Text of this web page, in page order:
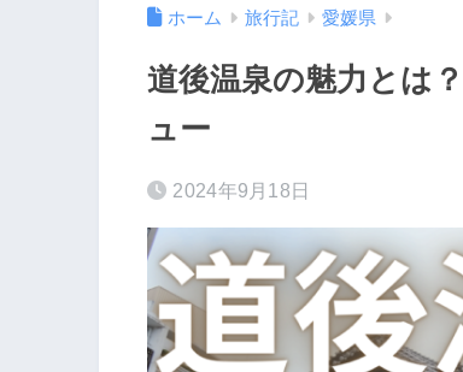
ホーム 旅行記 愛媛県
道後温泉の魅力とは
ュー
2024年9月18日